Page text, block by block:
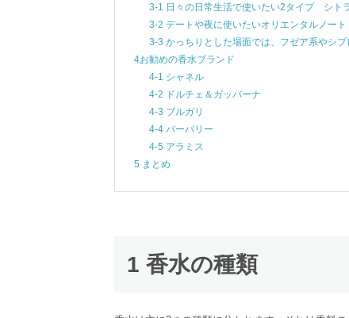
3-1 日々の日常生活で使いたい2タイプ シト
3-2 デートや夜に使いたいオリエンタルノート
3-3 かっちりとした場面では、フゼア系やシプ
4お勧めの香水ブランド
4-1 シャネル
4-2 ドルチェ＆ガッバーナ
4-3 ブルガリ
4-4 バーバリー
4-5 アラミス
5 まとめ
1 香水の種類